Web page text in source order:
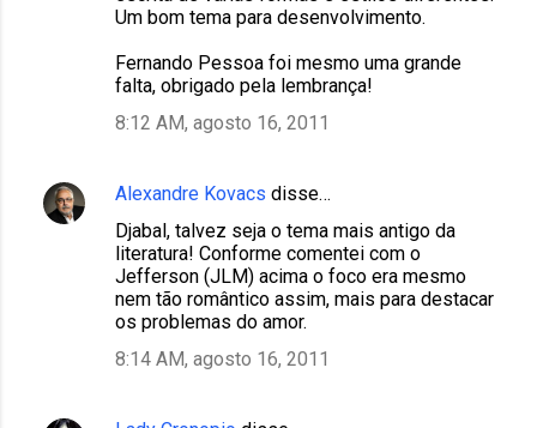
Um bom tema para desenvolvimento.
Fernando Pessoa foi mesmo uma grande
falta, obrigado pela lembrança!
8:12 AM, agosto 16, 2011
Alexandre Kovacs disse…
Djabal, talvez seja o tema mais antigo da
literatura! Conforme comentei com o
Jefferson (JLM) acima o foco era mesmo
nem tão romântico assim, mais para destacar
os problemas do amor.
8:14 AM, agosto 16, 2011